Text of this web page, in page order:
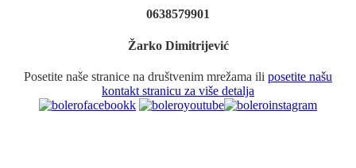
0638579901
Žarko Dimitrijević
Posetite naše stranice na društvenim mrežama ili posetite našu
kontakt stranicu za više detalja